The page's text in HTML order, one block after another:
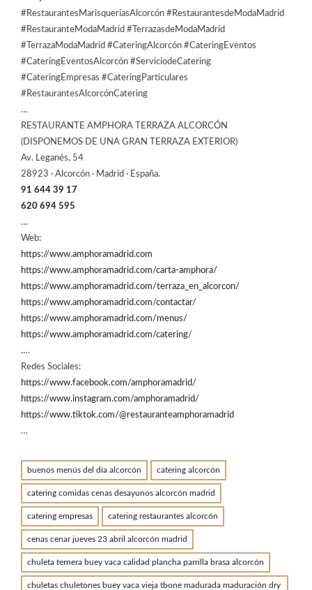
#RestaurantesMarisqueríasAlcorcón #RestaurantesdeModaMadrid
#RestauranteModaMadrid #TerrazasdeModaMadrid
#TerrazaModaMadrid #CateringAlcorcón #CateringEventos
#CateringEventosAlcorcón #ServiciodeCatering
#CateringEmpresas #CateringParticulares
#RestaurantesAlcorcónCatering
…
RESTAURANTE AMPHORA TERRAZA ALCORCÓN
(DISPONEMOS DE UNA GRAN TERRAZA EXTERIOR)
Av. Leganés, 54
28923 · Alcorcón · Madrid · España.
91 644 39 17
620 694 595
…
Web:
https://www.amphoramadrid.com
https://www.amphoramadrid.com/carta-amphora/
https://www.amphoramadrid.com/terraza_en_alcorcon/
https://www.amphoramadrid.com/contactar/
https://www.amphoramadrid.com/menus/
https://www.amphoramadrid.com/catering/
….
Redes Sociales:
https://www.facebook.com/amphoramadrid/
https://www.instagram.com/amphoramadrid/
https://www.tiktok.com/@restauranteamphoramadrid
…
buenos menús del día alcorcón catering alcorcón
catering comidas cenas desayunos alcorcón madrid
catering empresas catering restaurantes alcorcón
cenas cenar jueves 23 abril alcorcón madrid
chuleta ternera buey vaca calidad plancha parrilla brasa alcorcón
chuletas chuletones buey vaca vieja tbone madurada maduración dry